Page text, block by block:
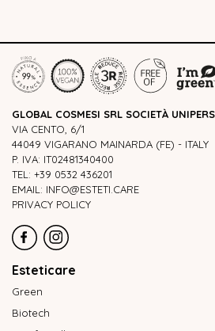
GLOBAL COSMESI SRL SOCIETÀ
VIA CENTO, 6/1
44049 VIGARANO MAINARDA (FE) - ITALY
P. IVA: IT02481340400
TEL: +39 0532 436201
EMAIL: INFO@ESTETI.CARE
PRIVACY POLICY
Esteticare
Green
Biotech